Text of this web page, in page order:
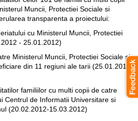
Muncii, Protectiei Sociale si
transparenta a proiectului:
cu Ministerul Muncii, Protectiei
- 25.01.2012)
Ministerul Muncii, Protectiei Sociale si
din 11 regiuni ale tarii (25.01.2012
familiilor cu multi copii de catre
Centrul de Informatii Universitare si
(20.02.2012-15.03.2012)